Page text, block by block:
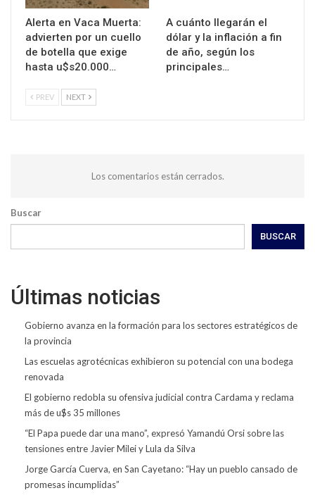
Alerta en Vaca Muerta:
advierten por un cuello
de botella que exige
hasta u$s20.000…
A cuánto llegarán el
dólar y la inflación a fin
de año, según los
principales…
PREV NEXT
Los comentarios están cerrados.
Buscar
BUSCAR
Últimas noticias
Gobierno avanza en la formación para los sectores estratégicos de
la provincia
Las escuelas agrotécnicas exhibieron su potencial con una bodega
renovada
El gobierno redobla su ofensiva judicial contra Cardama y reclama
más de u$s 35 millones
“El Papa puede dar una mano”, expresó Yamandú Orsi sobre las
tensiones entre Javier Milei y Lula da Silva
Jorge García Cuerva, en San Cayetano: “Hay un pueblo cansado de
promesas incumplidas”